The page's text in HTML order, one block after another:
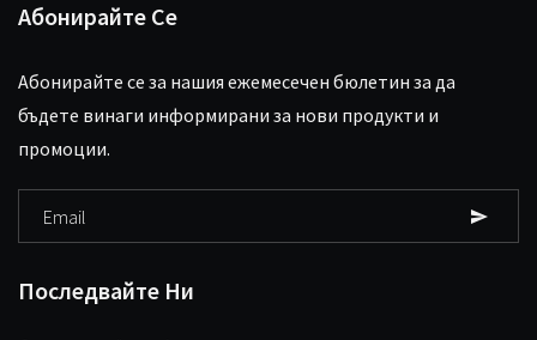
Абонирайте Се
Абонирайте се за нашия ежемесечен бюлетин за да
бъдете винаги информирани за нови продукти и
промоции.
Последвайте Ни